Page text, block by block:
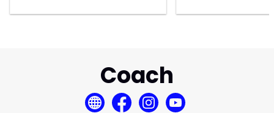
Coach